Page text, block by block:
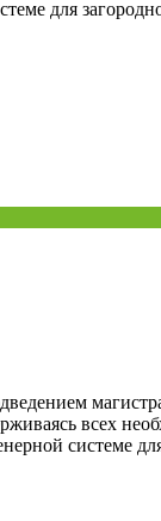
для
всех
системе